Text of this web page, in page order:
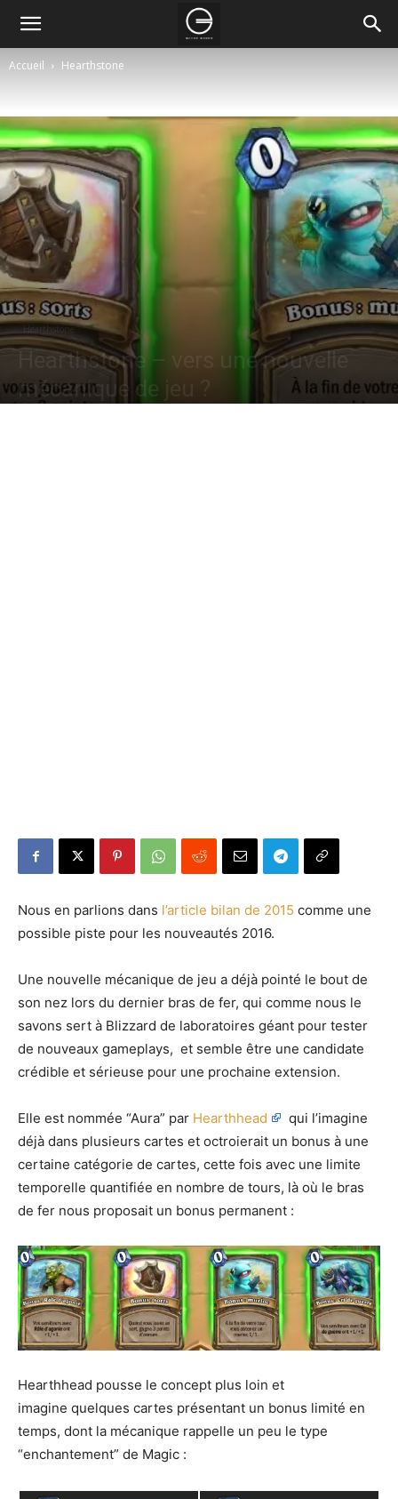
Accueil Hearthstone
Hearthstone
Hearthstone – vers une nouvelle
mécanique de jeu ?
Nous en parlions dans l’article bilan de 2015 comme une
possible piste pour les nouveautés 2016.
Une nouvelle mécanique de jeu a déjà pointé le bout de
son nez lors du dernier bras de fer, qui comme nous le
savons sert à Blizzard de laboratoires géant pour tester
de nouveaux gameplays, et semble être une candidate
crédible et sérieuse pour une prochaine extension.
Elle est nommée “Aura” par Hearthhead
qui l’imagine
déjà dans plusieurs cartes et octroierait un bonus à une
certaine catégorie de cartes, cette fois avec une limite
temporelle quantifiée en nombre de tours, là où le bras
de fer nous proposait un bonus permanent :
Hearthhead pousse le concept plus loin et
imagine quelques cartes présentant un bonus limité en
temps, dont la mécanique rappelle un peu le type
“enchantement” de Magic :